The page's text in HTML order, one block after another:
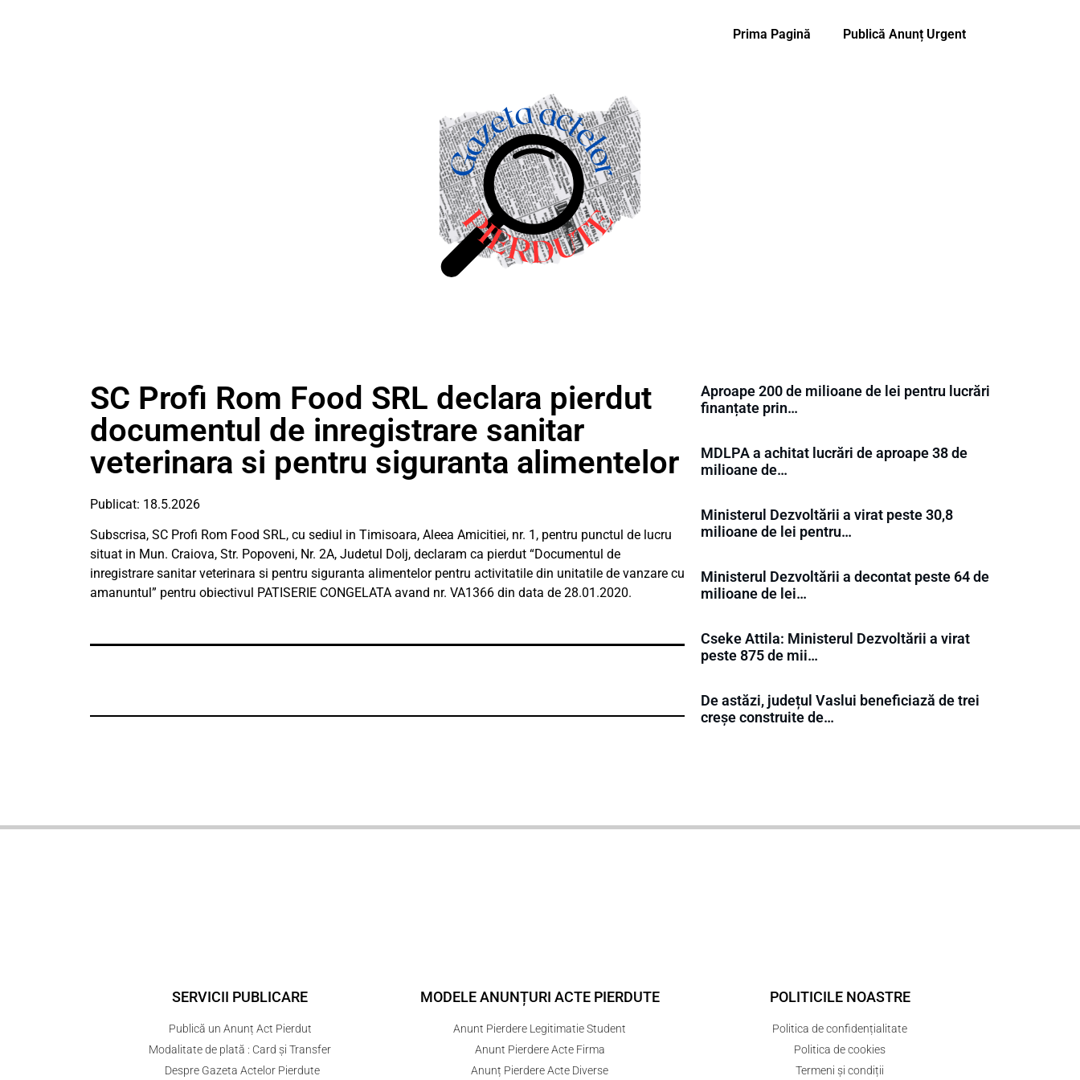
Prima Pagină Publică Anunț Urgent
SC Profi Rom Food SRL declara pierdut
documentul de inregistrare sanitar
veterinara si pentru siguranta alimentelor
Publicat: 18.5.2026
Subscrisa, SC Profi Rom Food SRL, cu sediul in Timisoara, Aleea Amicitiei, nr. 1, pentru punctul de lucru
situat in Mun. Craiova, Str. Popoveni, Nr. 2A, Judetul Dolj, declaram ca pierdut “Documentul de
inregistrare sanitar veterinara si pentru siguranta alimentelor pentru activitatile din unitatile de vanzare cu
amanuntul” pentru obiectivul PATISERIE CONGELATA avand nr. VA1366 din data de 28.01.2020.
Aproape 200 de milioane de lei pentru lucrări
finanțate prin…
MDLPA a achitat lucrări de aproape 38 de
milioane de…
Ministerul Dezvoltării a virat peste 30,8
milioane de lei pentru…
Ministerul Dezvoltării a decontat peste 64 de
milioane de lei…
Cseke Attila: Ministerul Dezvoltării a virat
peste 875 de mii…
De astăzi, județul Vaslui beneficiază de trei
creșe construite de…
SERVICII PUBLICARE
Publică un Anunț Act Pierdut
Modalitate de plată : Card și Transfer
Despre Gazeta Actelor Pierdute
MODELE ANUNȚURI ACTE PIERDUTE
Anunt Pierdere Legitimatie Student
Anunt Pierdere Acte Firma
Anunț Pierdere Acte Diverse
POLITICILE NOASTRE
Politica de confidențialitate
Politica de cookies
Termeni și condiții